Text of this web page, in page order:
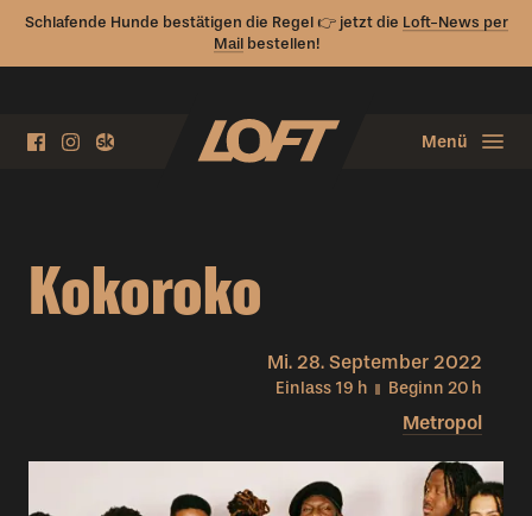
Schlafende Hunde bestätigen die Regel 👉 jetzt die Loft-News per
Mailbestellen!
Menü
Kokoroko
Mi. 28. September 2022
Einlass 19 h Beginn 20 h
Metropol